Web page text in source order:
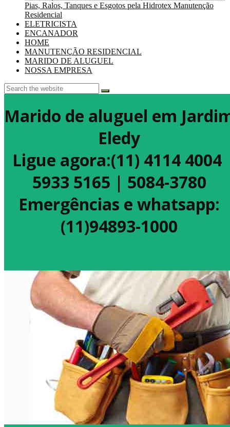
Pias, Ralos, Tanques e Esgotos pela Hidrotex Manutenção
Residencial
ELETRICISTA
ENCANADOR
HOME
MANUTENÇÃO RESIDENCIAL
MARIDO DE ALUGUEL
NOSSA EMPRESA
Marido de aluguel em
Eledy
Ligue agora:(11) 4114 4004
5933 5165 | 5084-3780
Emergências e whatsapp:
(11)94893-1000